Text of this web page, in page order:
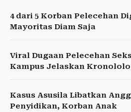
4 dari 5 Korban Pelecehan
Mayoritas Diam Saja
Viral Dugaan Pelecehan
Kampus Jelaskan
Kasus Asusila Libatkan
Penyidikan, Korban Anak